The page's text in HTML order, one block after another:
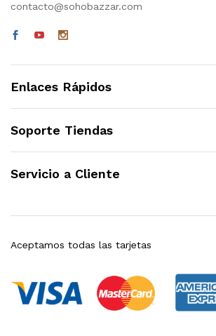
contacto@sohobazzar.com
Enlaces Rápidos
Soporte Tiendas
Servicio a Cliente
Aceptamos todas las tarjetas